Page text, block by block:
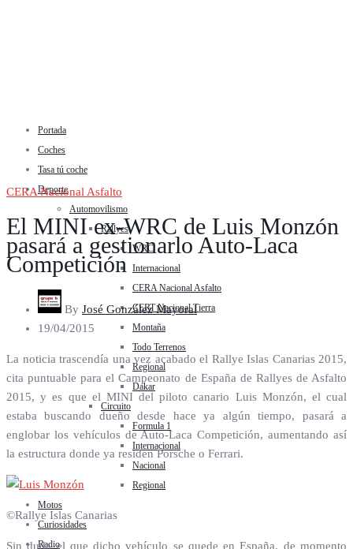
Portada
Coches
Tasa tú coche
Deporte
Automovilismo
Rallyes
WRC
Internacional
CERA Nacional Asfalto
CERT Nacional Tierra
Montaña
Todo Terrenos
Regional
Dakar
Circuito
Formula 1
Internacional
Nacional
Regional
Motos
Curiosidades
Radio
CERA Nacional Asfalto
El MINI ex-WRC de Luis Monzón
pasará a gestionarlo Auto-Laca
Competición
By José González Mayoral
19/04/2015
La noticia trascendía una vez acabado el Rallye Islas Canarias 2015,
cita puntuable para el Campeonato de España de Rallyes de Asfalto
2015, y es que el MINI del piloto canario Luis Monzón, el cual
estaba buscando dueño desde hace ya algún tiempo, pasará a
englobar los vehículos de Auto-Laca Competición, aumentando así
la estructura donde ya residen Porsche o Ferrari.
©Rallye Islas Canarias
Sin duda el que dicho vehículo se quede en España, de momento